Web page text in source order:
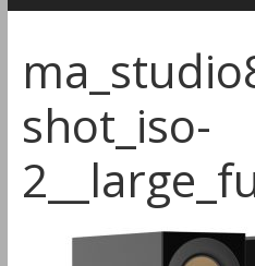
VIDEO
&
Аудио,
shot_iso-